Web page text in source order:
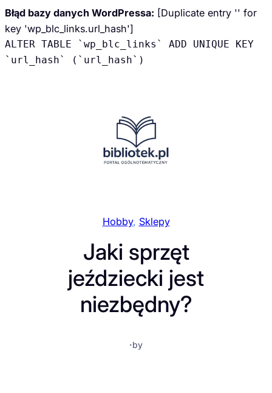
Błąd bazy danych WordPressa: [Duplicate entry '' for
key 'wp_blc_links.url_hash']
ALTER TABLE `wp_blc_links` ADD UNIQUE KEY
`url_hash` (`url_hash`)
Hobby, Sklepy
Jaki sprzęt
jeździecki jest
niezbędny?
·by